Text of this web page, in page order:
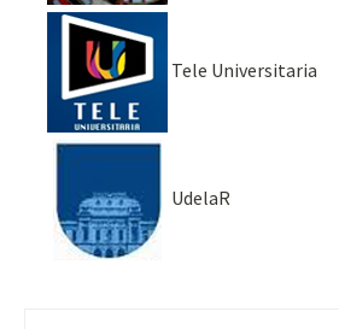
Tele Universitaria
UdelaR